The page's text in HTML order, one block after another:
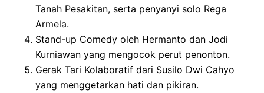
Tanah Pesakitan, serta penyanyi solo Rega
Armela.
Stand-up Comedy oleh Hermanto dan Jodi
Kurniawan yang mengocok perut penonton.
Gerak Tari Kolaboratif dari Susilo Dwi Cahyo
yang menggetarkan hati dan pikiran.